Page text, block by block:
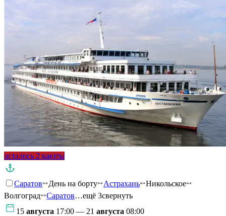
осталось 2 каюты
Саратов День на борту Астрахань
Никольское
Волгоград
Саратов…ещё 3свернуть
15 августа 17:00 — 21 августа 08:00